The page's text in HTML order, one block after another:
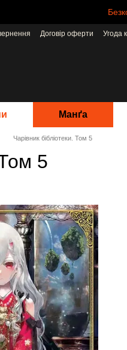
Договір оферти Угода
Манґа
Чарівник бібліотеки. Том 5
5